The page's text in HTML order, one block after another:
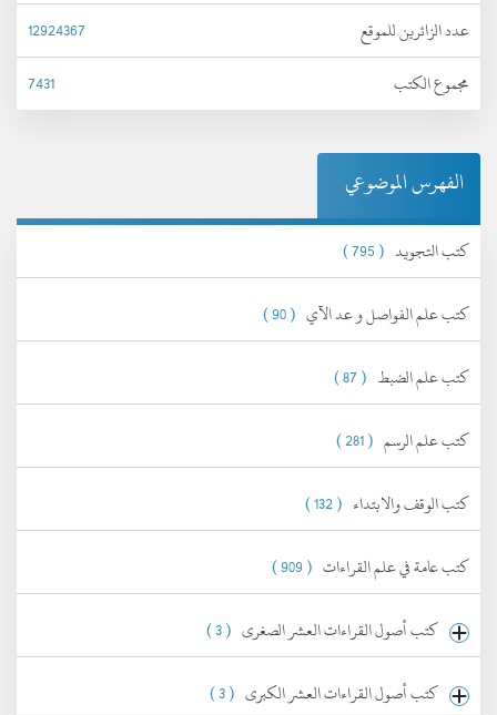
عدد الزائرين للموقع
12924367
مجموع الكتب
7431
الفهرس الموضوعي
كتب التجويد ( 795 )
كتب علم الفواصل و عد الآي ( 90 )
كتب علم الضبط ( 87 )
كتب علم الرسم ( 281 )
كتب الوقف والابتداء ( 132 )
كتب عامة في علم القراءات ( 909 )
كتب أصول القراءات العشر الصغرى ( 3 )
كتب أصول القراءات العشر الكبرى ( 3 )